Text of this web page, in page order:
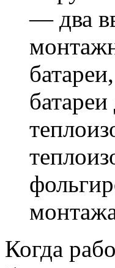
— два
Когда